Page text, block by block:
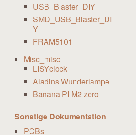
USB_Blaster_DIY
SMD_USB_Blaster_DI
Y
FRAM5101
Misc_misc
LISYclock
Aladins Wunderlampe
Banana PI M2 zero
Sonstige Dokumentation
PCBs